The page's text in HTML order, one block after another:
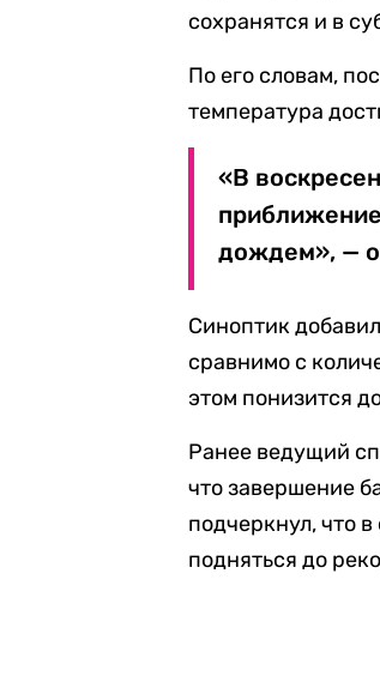
сохранятся и в
По его словам,
температура
«В
дождем», —
Синоптик
сравнимо с
этом понизится
Ранее ведущий
что завершение
подчеркнул, что
подняться до